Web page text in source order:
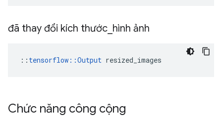
đã thay đổi kích thước hình ảnh
:: tensorflow::Output resized_images
Chức năng công cộng